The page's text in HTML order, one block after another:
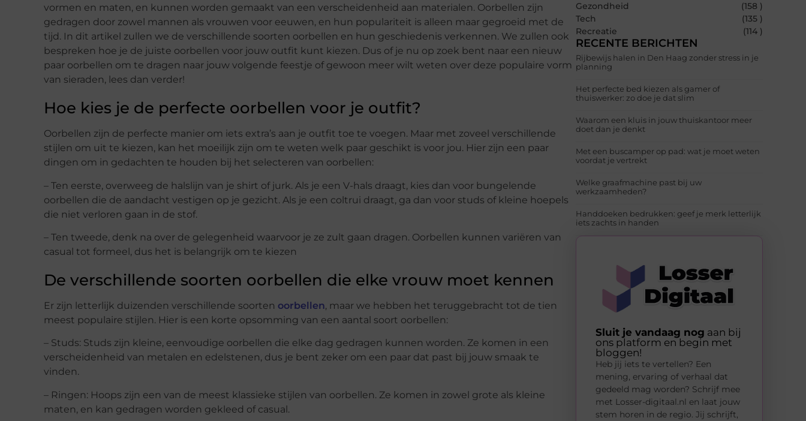
vormen en maten, en kunnen worden gemaakt van een verscheidenheid aan materialen. Oorbellen zijn
gedragen door zowel mannen als vrouwen voor eeuwen, en hun populariteit is alleen maar gegroeid met de
tijd. In dit artikel zullen we de verschillende soorten oorbellen en hun geschiedenis verkennen. We zullen ook
bespreken hoe je de juiste oorbellen voor jouw outfit kunt kiezen. Dus of je nu op zoek bent naar een nieuw
paar oorbellen om te dragen naar jouw volgende feestje of gewoon meer wilt weten over deze populaire vorm
van sieraden, lees dan verder!
Hoe kies je de perfecte oorbellen voor je outfit?
Oorbellen zijn de perfecte manier om iets extra’s aan je outfit toe te voegen. Maar met zoveel verschillende
stijlen om uit te kiezen, kan het moeilijk zijn om te weten welk paar geschikt is voor jou. Hier zijn een paar
dingen om in gedachten te houden bij het selecteren van oorbellen:
– Ten eerste, overweeg de halslijn van je shirt of jurk. Als je een V-hals draagt, kies dan voor bungelende
oorbellen die de aandacht vestigen op je gezicht. Als je een coltrui draagt, ga dan voor studs of kleine hoepels
die niet verloren gaan in de stof.
– Ten tweede, denk na over de gelegenheid waarvoor je ze zult gaan dragen. Oorbellen kunnen variëren van
casual tot formeel, dus het is belangrijk om te kiezen
De verschillende soorten oorbellen die elke vrouw moet kennen
Er zijn letterlijk duizenden verschillende soorten oorbellen, maar we hebben het teruggebracht tot de tien
meest populaire stijlen. Hier is een korte opsomming van een aantal soort oorbellen:
– Studs: Studs zijn kleine, eenvoudige oorbellen die elke dag gedragen kunnen worden. Ze komen in een
verscheidenheid van metalen en edelstenen, dus je bent zeker om een paar dat past bij jouw smaak te
vinden.
– Ringen: Hoops zijn een van de meest klassieke stijlen van oorbellen. Ze komen in zowel grote als kleine
maten, en kan gedragen worden gekleed of casual.
Gezondheid
(158 )
Tech
(135 )
Recreatie
(114 )
RECENTE BERICHTEN
Rijbewijs halen in Den Haag zonder stress in je
planning
Het perfecte bed kiezen als gamer of
thuiswerker: zo doe je dat slim
Waarom een kluis in jouw thuiskantoor meer
doet dan je denkt
Met een buscamper op pad: wat je moet weten
voordat je vertrekt
Welke graafmachine past bij uw
werkzaamheden?
Handdoeken bedrukken: geef je merk letterlijk
iets zachts in handen
Sluit je vandaag nog aan bij
ons platform en begin met
bloggen!
Heb jij iets te vertellen? Een
mening, ervaring of verhaal dat
gedeeld mag worden? Schrijf mee
met Losser-digitaal.nl en laat jouw
stem horen in de regio. Jij schrijft,